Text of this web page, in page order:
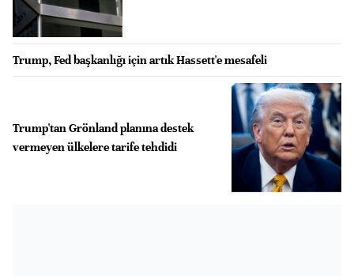
Trump, Fed başkanlığı için artık Hassett'e mesafeli
Trump'tan Grönland planına destek
vermeyen ülkelere tarife tehdidi